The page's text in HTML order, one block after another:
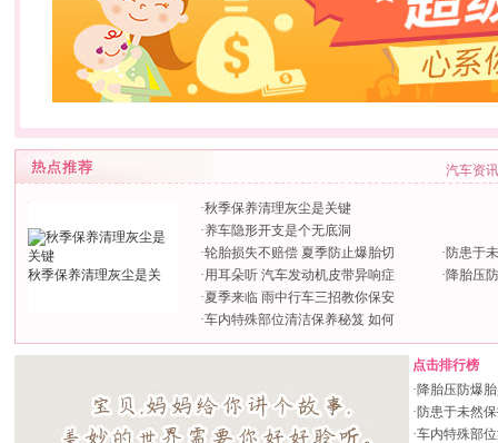
汽车资讯
秋季保养清理灰尘是关
·秋季保养清理灰尘是关键
·养车隐形开支是个无底洞
·轮胎损失不赔偿 夏季防止爆胎切
·用耳朵听 汽车发动机皮带异响症
·夏季来临 雨中行车三招教你保安
·车内特殊部位清洁保养秘笈 如何
· 防患于
·降胎压
点击排行榜
·降胎压防爆
· 防患于未然
·车内特殊部